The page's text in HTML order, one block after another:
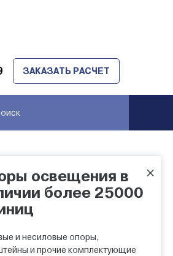
ЗАКАЗАТЬ РАСЧЕТ
НАЛИЧИЕ НА СКЛАДЕ
ЛЭП
×
освещения в
более 25000
и несиловые опоры,
и прочие комплектующие